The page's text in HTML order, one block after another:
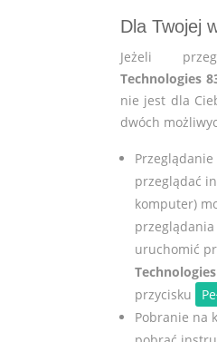
Dla Twojej
Jeżeli
Technologies
nie jest dla
dwóch
przeglądać
komputer)
przeglądania
uruchomić
przycisku
Pobranie na